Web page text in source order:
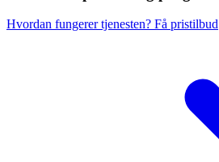
Hvordan fungerer tjenesten? Få pristilbud